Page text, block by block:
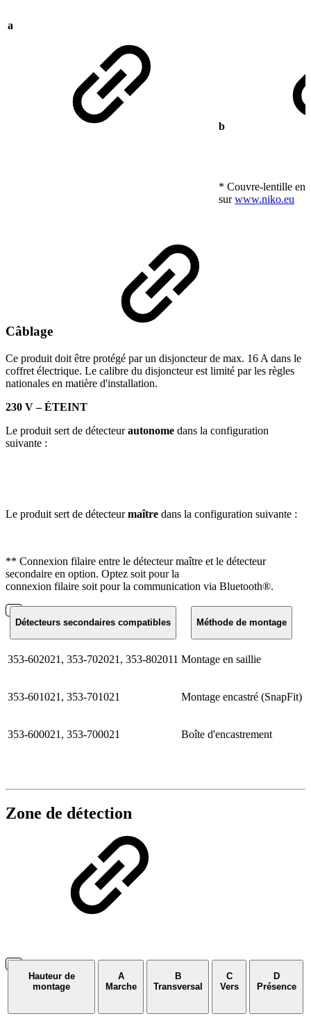
a
b
* Couvre-lentille en
surwww.niko.eu
Câblage
Ce produit doit être protégé par un disjoncteur de max. 16 A dans le
coffret électrique. Le calibre du disjoncteur est limité par les règles
nationales en matière d'installation.
230 V – ÉTEINT
Le produit sert de détecteurautonome dans la configuration
suivante :
Le produit sert de détecteurmaître dans la configuration suivante :
** Connexion filaire entre le détecteur maître et le détecteur
secondaire en option. Optez soit pour la
connexion filaire soit pour la communication via Bluetooth®.
Détecteurs secondaires compatibles Méthode de montage
353-602021, 353-702021, 353-802011 Montage en saillie
353-601021, 353-701021 Montage encastré (SnapFit)
353-600021, 353-700021 Boîte d'encastrement
Zone de détection
Hauteur de
montage
A
Marche
B
Transversal
C
Vers
D
Présence